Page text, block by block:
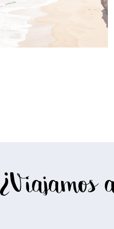
¿Viajamos